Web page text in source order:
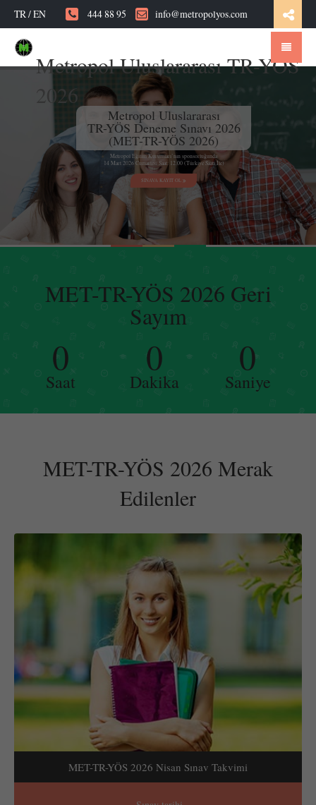
TR/EN 444 88 95 info@metropolyos.com
Metropol Uluslararası TR-YÖS
2026
Metropol Uluslararası
TR-YÖS Deneme Sınavı 2026
(MET-TR-YÖS 2026)
Metropol Eğitim Kurumları’nın sponsorluğunda
14 Mart 2026 Cumartesi Saat: 12.00 (Türkiye Saati İle)
SINAVA KAYIT OL
MET-TR-YÖS 2026 Geri
Sayım
0
Saat
0
Dakika
0
Saniye
MET-TR-YÖS 2026 Merak
Edilenler
MET-TR-YÖS 2026 Nisan Sınav Takvimi